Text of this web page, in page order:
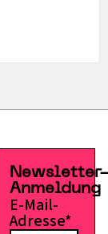
Anmeldung
E-Mail-
Adresse*